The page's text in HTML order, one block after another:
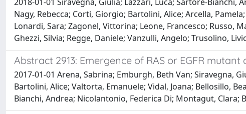
Nagy, Rebecca; Corti, Giorgio; Bartolini, Alice; Arcella,
Lonardi, Sara; Zagonel, Vittorina; Leone, Francesco; Russo,
Ghezzi, Silvia; Regge, Daniele; Vanzulli, Angelo; Trusolino,
Abstract 2913: Emergence of RAS or EGFR
2017-01-01 Arena, Sabrina; Emburgh, Beth Van; Siravegna,
Bartolini, Alice; Valtorta, Emanuele; Vidal, Joana; Bellosillo,
Bianchi, Andrea; Nicolantonio, Federica Di; Montagut, Clara;